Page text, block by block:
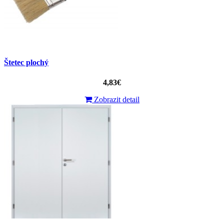
Štetec plochý
4,83€
Zobrazit detail